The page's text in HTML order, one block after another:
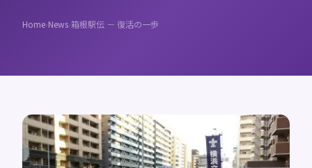
Home›News›箱根駅伝 － 復活の一歩